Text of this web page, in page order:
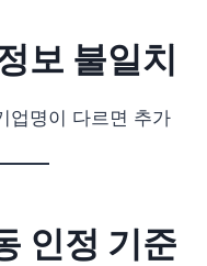
보 불일치
업명이 다르면 추가
인정 기준